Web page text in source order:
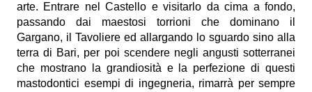
arte. Entrare nel Castello e visitarlo da cima a fondo,
passando dai maestosi torrioni che dominano il
Gargano, il Tavoliere ed allargando lo sguardo sino alla
terra di Bari, per poi scendere negli angusti sotterranei
che mostrano la grandiosità e la perfezione di questi
mastodontici esempi di ingegneria, rimarrà per sempre